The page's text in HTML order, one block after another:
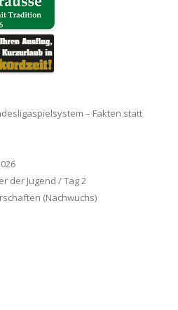
– Fakten statt
der Jugend / Tag 2
(Nachwuchs)